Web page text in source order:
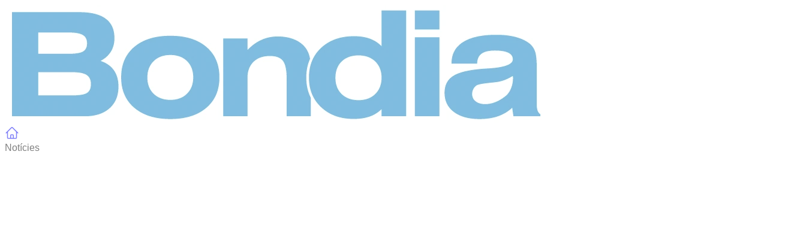
Notícies